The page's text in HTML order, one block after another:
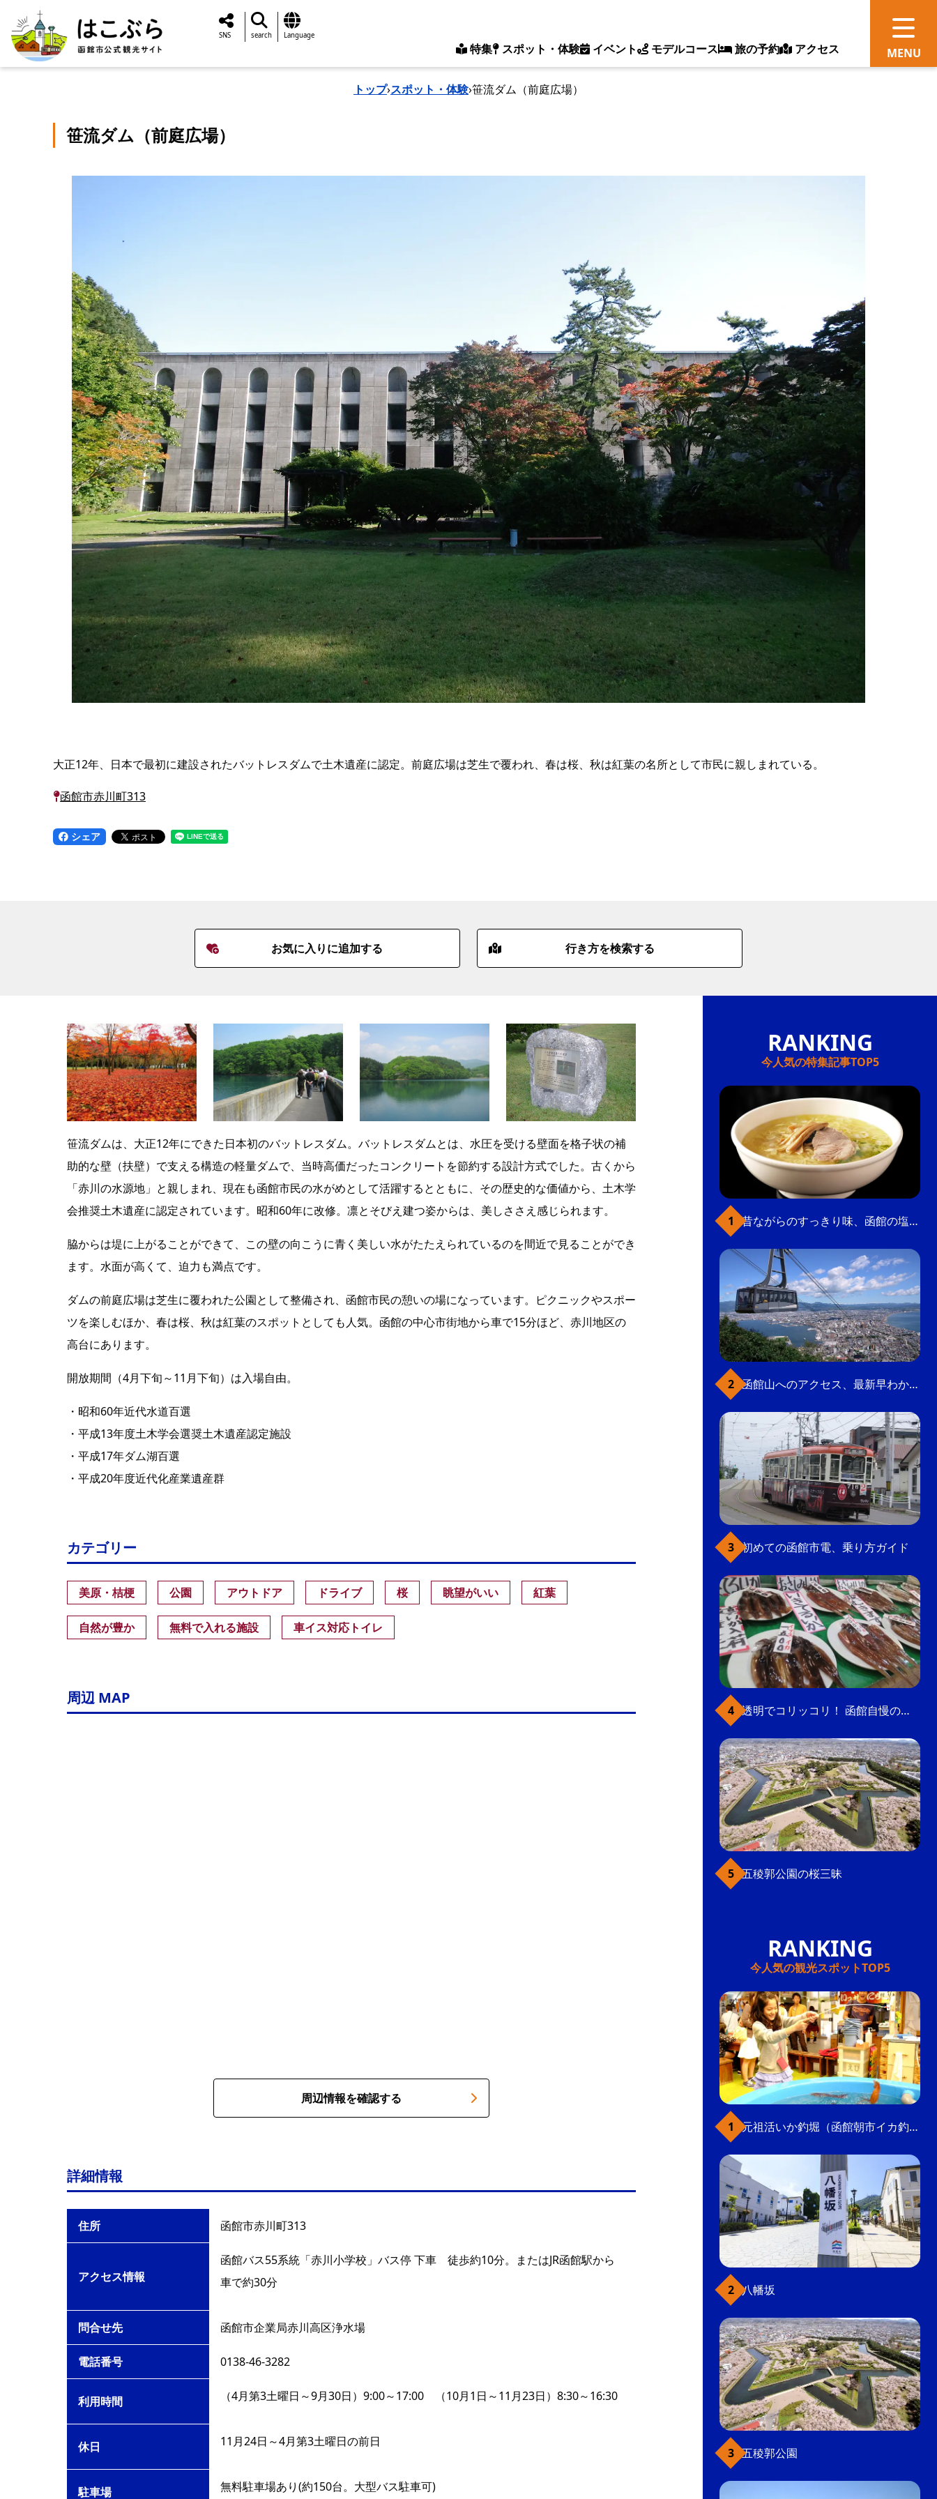
特集 スポット・体験 イベント モデルコース 旅の予約 アクセス
SNS search Language
トップ›スポット・体験›笹流ダム（前庭広場）
笹流ダム（前庭広場）
大正12年、日本で最初に建設されたバットレスダムで土木遺産に認定。前庭広場は芝生で覆われ、春は桜、秋は紅葉の名所として市民に親しまれている。
函館市赤川町313
シェア
お気に入りに追加する 行き方を検索する
笹流ダムは、大正12年にできた日本初のバットレスダム。バットレスダムとは、水圧を受ける壁面を格子状の補
助的な壁（扶壁）で支える構造の軽量ダムで、当時高価だったコンクリートを節約する設計方式でした。古くから
「赤川の水源地」と親しまれ、現在も函館市民の水がめとして活躍するとともに、その歴史的な価値から、土木学
会推奨土木遺産に認定されています。昭和60年に改修。凛とそびえ建つ姿からは、美しささえ感じられます。
脇からは堤に上がることができて、この壁の向こうに青く美しい水がたたえられているのを間近で見ることができ
ます。水面が高くて、迫力も満点です。
ダムの前庭広場は芝生に覆われた公園として整備され、函館市民の憩いの場になっています。ピクニックやスポー
ツを楽しむほか、春は桜、秋は紅葉のスポットとしても人気。函館の中心市街地から車で15分ほど、赤川地区の
高台にあります。
開放期間（4月下旬～11月下旬）は入場自由。
・昭和60年近代水道百選
・平成13年度土木学会選奨土木遺産認定施設
・平成17年ダム湖百選
・平成20年度近代化産業遺産群
カテゴリー
美原・桔梗 公園 アウトドア ドライブ 桜 眺望がいい 紅葉
自然が豊か 無料で入れる施設 車イス対応トイレ
周辺 MAP
周辺情報を確認する
詳細情報
住所 函館市赤川町313
アクセス情報
函館バス55系統「赤川小学校」バス停 下車 徒歩約10分。またはJR函館駅から
車で約30分
問合せ先 函館市企業局赤川高区浄水場
電話番号 0138-46-3282
利用時間 （4月第3土曜日～9月30日）9:00～17:00 （10月1日～11月23日）8:30～16:30
休日 11月24日～4月第3土曜日の前日
駐車場 無料駐車場あり(約150台。大型バス駐車可)
今人気の特集記事TOP5
昔ながらのすっきり味、函館の塩ラーメン
函館山へのアクセス、最新早わかりガイド
初めての函館市電、乗り方ガイド
透明でコリッコリ！ 函館自慢のいかをどうぞ
五稜郭公園の桜三昧
今人気の観光スポットTOP5
元祖活いか釣堀（函館朝市イカ釣り体験）
八幡坂
五稜郭公園